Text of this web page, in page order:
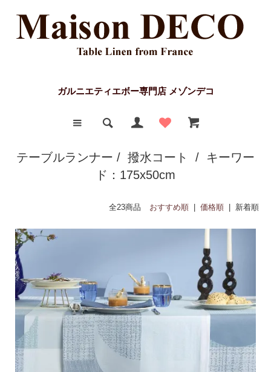
ガルニエティエボー専門店 メゾンデコ
テーブルランナー / 撥水コート
/ キーワー
ド：175x50cm
全23商品 おすすめ順 価格順 | 新着順